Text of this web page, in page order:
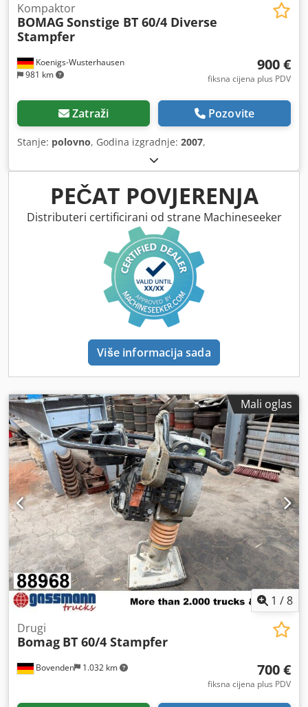
Koenigs-Wusterhausen
981 km
Kompaktor
BOMAG Sonstige BT 60/4 Diverse
Stampfer
900 €
fiksna cijena plus PDV
Zatraži Pozovite
Stanje: polovno, Godina izgradnje: 2007,
PEČAT POVJERENJA
Distributeri certificirani od strane Machineseeker
Više informacija sada
Mali oglas
1 /8
Bovenden 1.032 km
Drugi
Bomag BT 60/4 Stampfer
700 €
fiksna cijena plus PDV